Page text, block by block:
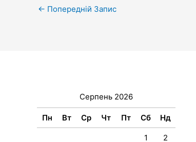
← Попередній Запис
Серпень 2026
Пн Вт Ср Чт Пт Сб Нд
1 2